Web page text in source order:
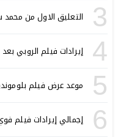
3 التعليق الاول من
4 إيرادات فيلم الروبي بعد 3 أشهر عرض في السينما
5 موعد عرض فيلم
6 إجمالي إيرادات فيلم